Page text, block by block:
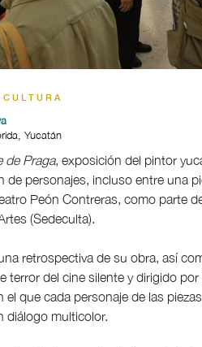
Yucatán
de Praga, exposición del pintor
de personajes, incluso entre una
Peón Contreras, como parte
(Sedeculta).
retrospectiva de su obra, así
terror del cine silente y dirigido
el que cada personaje de las
diálogo multicolor.